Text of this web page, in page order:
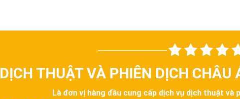
DỊCH THUẬT VÀ PHIÊN DỊCH CHÂU
Là đơn vị hàng đầu cung cấp dịch vụ dịch thuật và